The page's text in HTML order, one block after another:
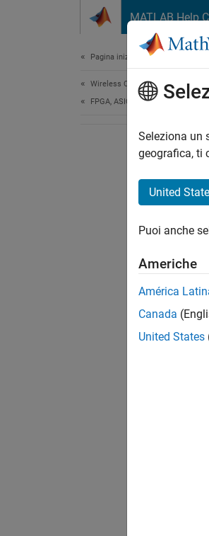
MATLAB Help
Pagina iniziale della
Wireless Communications
FPGA, ASIC, and SoC
Seleziona un
geografica, ti
United
Puoi anche
Americhe
América
Canada
United States